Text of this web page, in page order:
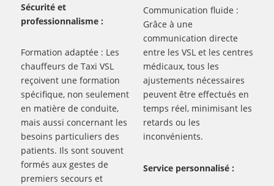
Sécurité et
professionnalisme :
Formation adaptée : Les
chauffeurs de Taxi VSL
reçoivent une formation
spécifique, non seulement
en matière de conduite,
mais aussi concernant les
besoins particuliers des
patients. Ils sont souvent
formés aux gestes de
premiers secours et
Communication fluide :
Grâce à une
communication directe
entre les VSL et les centres
médicaux, tous les
ajustements nécessaires
peuvent être effectués en
temps réel, minimisant les
retards ou les
inconvénients.
Service personnalisé :